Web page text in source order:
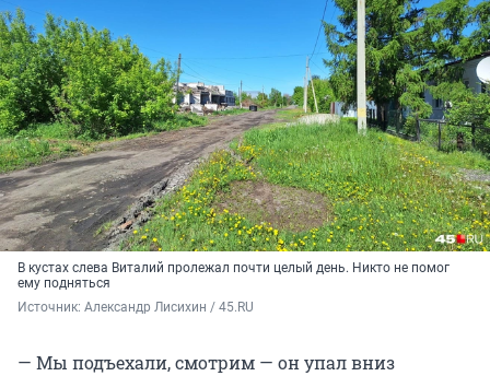
В кустах слева Виталий пролежал почти целый день. Никто не помог
ему подняться
Источник: Александр Лисихин / 45.RU
— Мы подъехали, смотрим — он упал вниз